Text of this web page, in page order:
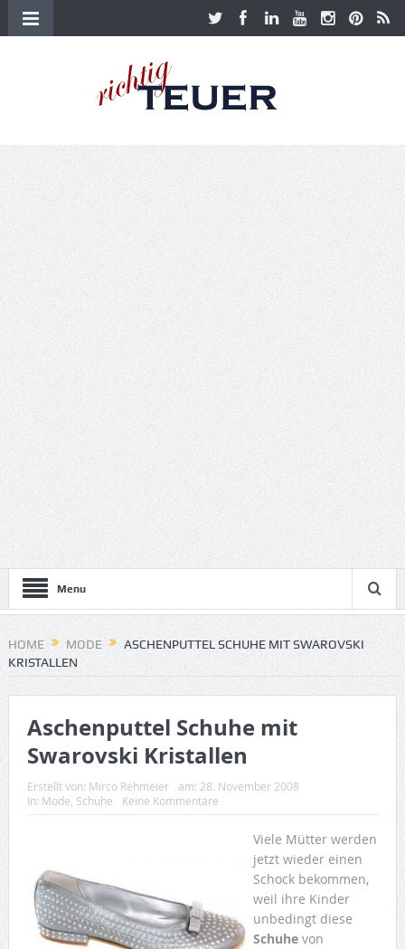
Menu
HOME MODE
ASCHENPUTTEL SCHUHE MIT SWAROVSKI
KRISTALLEN
Aschenputtel Schuhe mit
Swarovski Kristallen
Erstellt von: Mirco Rehmeier am: 28. November 2008
In: Mode Schuhe Keine Kommentare
Viele Mütter werden
jetzt wieder einen
Schock bekommen,
weil ihre Kinder
unbedingt diese
Schuhevon